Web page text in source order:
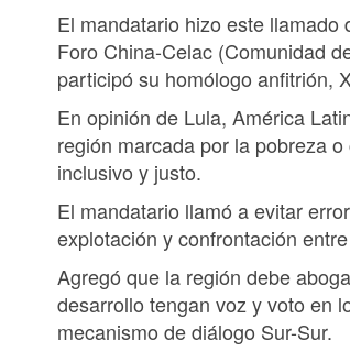
El mandatario hizo este
Foro China-Celac (Comunidad
participó su homólogo anfitrión,
En opinión de Lula, América
región marcada por la pobreza
inclusivo y justo.
El mandatario llamó a evitar
explotación y confrontación
Agregó que la región debe
desarrollo tengan voz y voto en
mecanismo de diálogo Sur-Sur.